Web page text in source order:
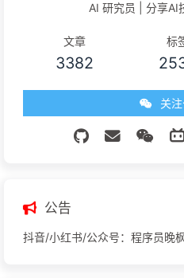
AI 研究员 | 分享AI
文章
3382
标
关
公告
抖音/小红书/公众号：程序员晚枫